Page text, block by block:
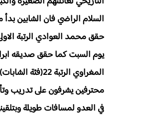
السلام الراضي فان الشابين
حقق محمد العوادي الرتبة
المغراوي
محترفين يشرفون على تدريب
في العدو لمسافات طويلة